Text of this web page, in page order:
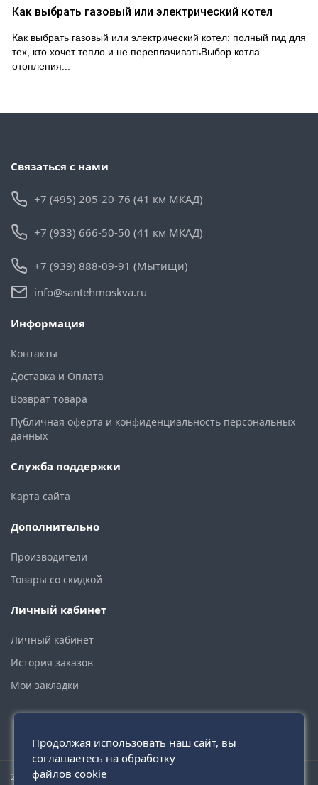
Как выбрать газовый или электрический котел
Как выбрать газовый или электрический котел: полный гид для
тех, кто хочет тепло и не переплачиватьВыбор котла
отопления...
Связаться с нами
+7 (495) 205-20-76 (41 км МКАД)
+7 (933) 666-50-50 (41 км МКАД)
+7 (939) 888-09-91 (Мытищи)
info@santehmoskva.ru
Информация
Контакты
Доставка и Оплата
Возврат товара
Публичная оферта и конфиденциальность персональных
данных
Служба поддержки
Карта сайта
Дополнительно
Производители
Товары со скидкой
Личный кабинет
Личный кабинет
История заказов
Мои закладки
2015 - 2026 © santehmoskva.ru — интернет-магазин сантехники
Продолжая использовать наш сайт, вы
соглашаетесь на обработку
файлов cookie